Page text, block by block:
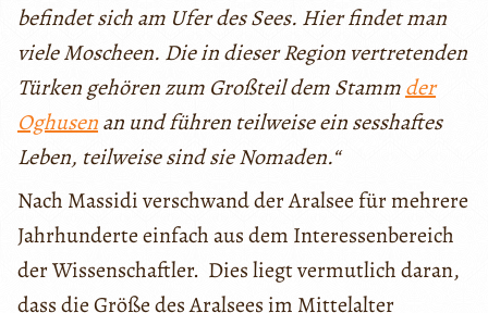
befindet sich am Ufer des Sees. Hier findet man
viele Moscheen. Die in dieser Region vertretenden
Türken gehören zum Großteil dem Stammder
Oghusenan und führen teilweise ein sesshaftes
Leben, teilweise sind sie Nomaden.“
Nach Massidi verschwand der Aralsee für mehrere
Jahrhunderte einfach aus dem Interessenbereich
der Wissenschaftler. Dies liegt vermutlich daran,
dass die Größe des Aralsees im Mittelalter